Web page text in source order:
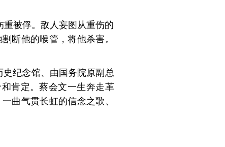
被俘。敌人妄图从重伤的
断他的喉管，将他杀害。
纪念馆、由国务院原副总
肯定。蔡会文一生奔走革
曲气贯长虹的信念之歌、